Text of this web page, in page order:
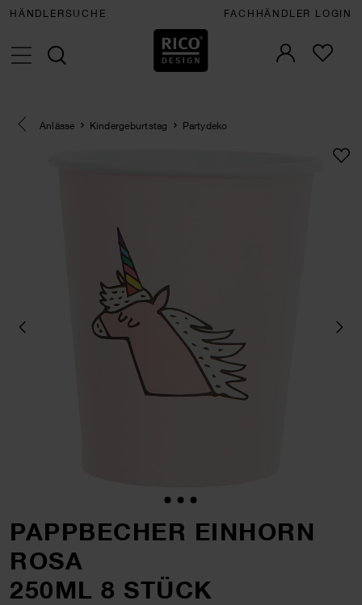
HÄNDLERSUCHE FACHHÄNDLER LOGIN
Eine Kategorie zurück navigieren
Anlässe Kindergeburtstag Partydeko
PAPPBECHER EINHORN
ROSA
250ML 8 STÜCK